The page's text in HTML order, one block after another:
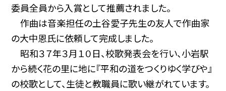
委員全員から入賞として推薦されました。
作曲は音楽担任の土谷愛子先生の友人で作曲家
の大中恩氏に依頼して完成しました。
昭和３７年３月１０日、校歌発表会を行い、小岩駅
から続く花の里に地に『平和の道をつくりゆく学びや』
の校歌として、生徒と教職員に歌い継がれています。